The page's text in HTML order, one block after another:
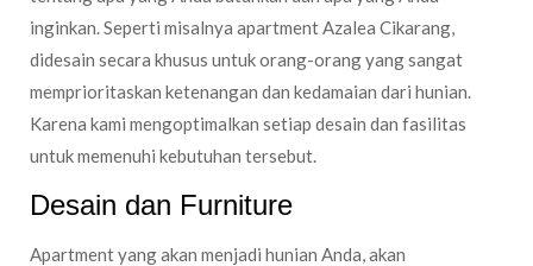
inginkan. Seperti misalnya apartment Azalea Cikarang,
didesain secara khusus untuk orang-orang yang sangat
memprioritaskan ketenangan dan kedamaian dari hunian.
Karena kami mengoptimalkan setiap desain dan fasilitas
untuk memenuhi kebutuhan tersebut.
Desain dan Furniture
Apartment yang akan menjadi hunian Anda, akan